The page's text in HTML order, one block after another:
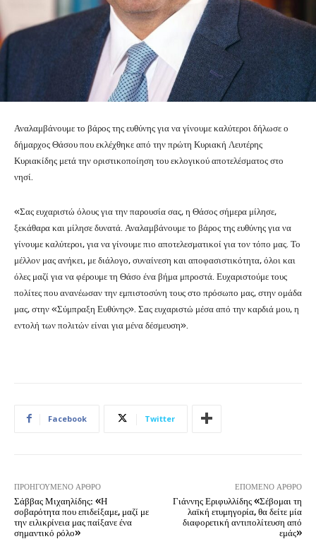
Αναλαμβάνουμε το βάρος της ευθύνης για να γίνουμε καλύτεροι δήλωσε ο
δήμαρχος Θάσου που εκλέχθηκε από την πρώτη Κυριακή Λευτέρης
Κυριακίδης μετά την οριστικοποίηση του εκλογικού αποτελέσματος στο
νησί.
«Σας ευχαριστώ όλους για την παρουσία σας, η Θάσος σήμερα μίλησε,
ξεκάθαρα και μίλησε δυνατά. Αναλαμβάνουμε το βάρος της ευθύνης για να
γίνουμε καλύτεροι, για να γίνουμε πιο αποτελεσματικοί για τον τόπο μας. Το
μέλλον μας ανήκει, με διάλογο, συναίνεση και αποφασιστικότητα, όλοι και
όλες μαζί για να φέρουμε τη Θάσο ένα βήμα μπροστά. Ευχαριστούμε τους
πολίτες που ανανέωσαν την εμπιστοσύνη τους στο πρόσωπο μας, στην ομάδα
μας, στην «Σύμπραξη Ευθύνης». Σας ευχαριστώ μέσα από την καρδιά μου, η
εντολή των πολιτών είναι για μένα δέσμευση».
Facebook Twitter
ΠΡΟΗΓΟΎΜΕΝΟ ΆΡΘΡΟ
Σάββας Μιχαηλίδης: «Η
σοβαρότητα που επιδείξαμε, μαζί με
την ειλικρίνεια μας παίξανε ένα
σημαντικό ρόλο»
ΕΠΌΜΕΝΟ ΆΡΘΡΟ
Γιάννης Εριφυλλίδης «Σέβομαι τη
λαϊκή ετυμηγορία, θα δείτε μία
διαφορετική αντιπολίτευση από
εμάς»